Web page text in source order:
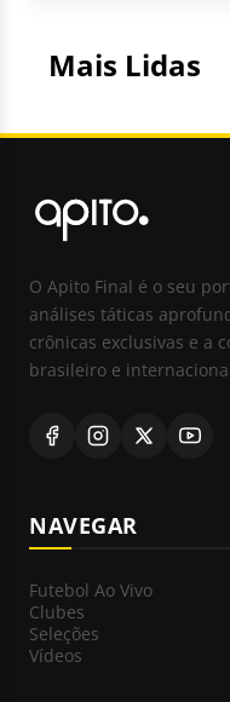
Mais Lidas
O Apito Final é o seu
análises táticas
crônicas exclusivas e a
brasileiro e
NAVEGAR
Futebol Ao Vivo
Clubes
Seleções
Vídeos